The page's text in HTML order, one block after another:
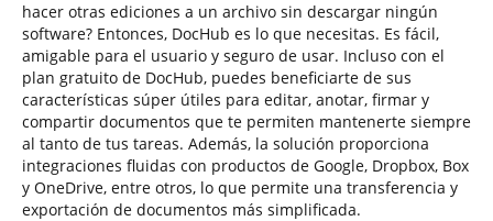
hacer otras ediciones a un archivo sin descargar ningún
software? Entonces, DocHub es lo que necesitas. Es fácil,
amigable para el usuario y seguro de usar. Incluso con el
plan gratuito de DocHub, puedes beneficiarte de sus
características súper útiles para editar, anotar, firmar y
compartir documentos que te permiten mantenerte siempre
al tanto de tus tareas. Además, la solución proporciona
integraciones fluidas con productos de Google, Dropbox, Box
y OneDrive, entre otros, lo que permite una transferencia y
exportación de documentos más simplificada.